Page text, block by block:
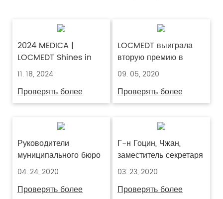
2024 MEDICA |
LOCMEDT Shines in
Germany, Embracing
a Promising Future
11. 18, 2024
Проверять более
LOCMEDT выиграла
вторую премию в
третьем китайском
конкурсе инноваций и
предпринимательства
в области
оборудования.
09. 05, 2020
Проверять более
Руководители
муниципального бюро
науки и техники
посетили ЛОЦМЭРТ
для
04. 24, 2020
Проверять более
Г-н Гоцин, Чжан,
заместитель секретаря
муниципального
комитета КПК
Тяньцзиня и мэр
03. 23, 2020
Проверять более